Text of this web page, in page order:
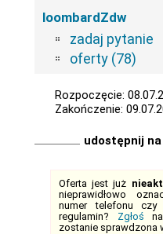
loombardZdw
zadaj pytanie
oferty (78)
Rozpoczęcie:
Zakończenie:
udostępnij na
Oferta jest już
nieprawidłowo
numer telefonu
regulamin? Zgłoś
zostanie sprawdzona